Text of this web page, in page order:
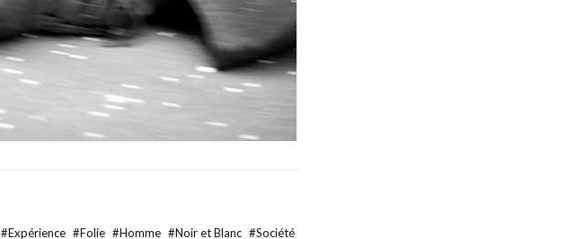
#Expérience #Folie #Homme #Noir et Blanc #Société